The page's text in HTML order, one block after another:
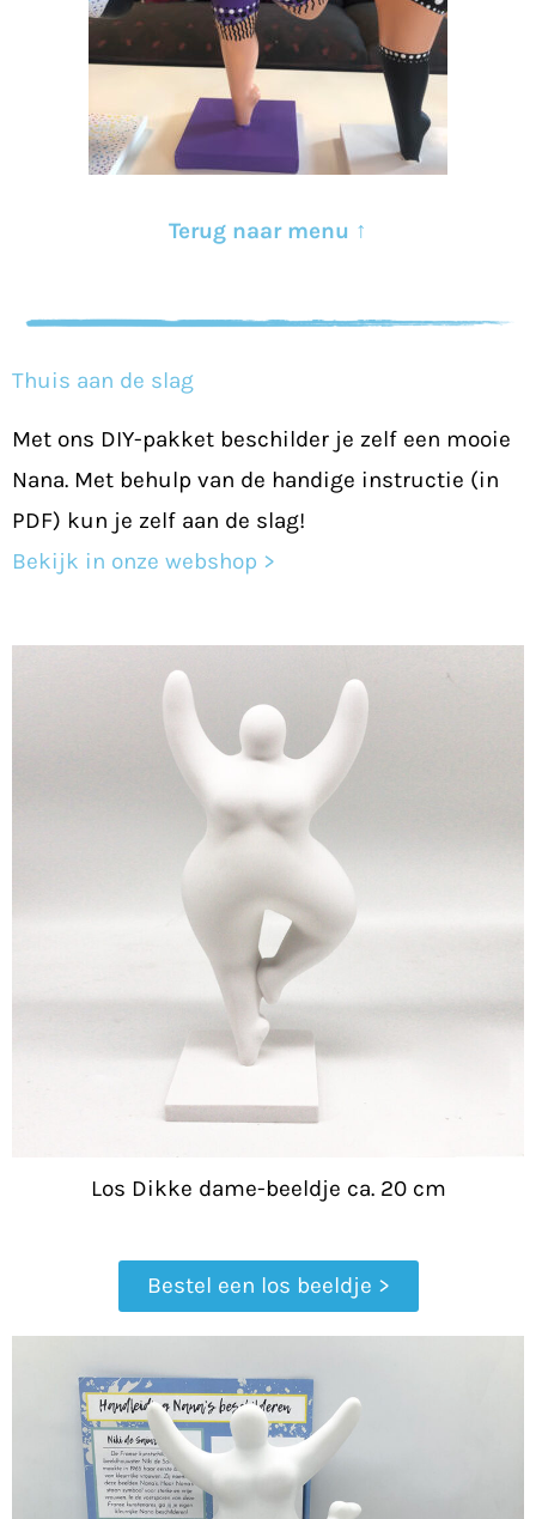
Terug naar menu ↑
Thuis aan de slag
Met ons DIY-pakket beschilder je zelf een mooie
Nana. Met behulp van de handige instructie (in
PDF) kun je zelf aan de slag!
Bekijk in onze webshop >
Los Dikke dame-beeldje ca. 20 cm
Bestel een los beeldje >